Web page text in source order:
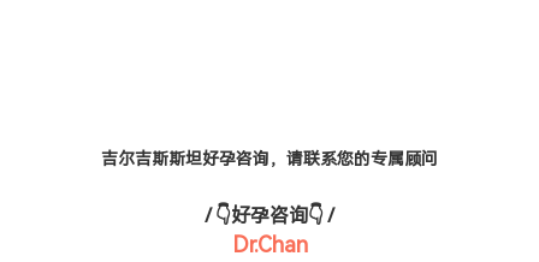
吉尔吉斯斯坦好孕咨询，请联系您的专属顾问
/ 👇好孕咨询👇 /
Dr.Chan